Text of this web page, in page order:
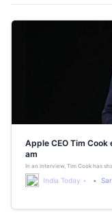
Apple CEO Tim
am
In an interview, Tim Cook has
India Today